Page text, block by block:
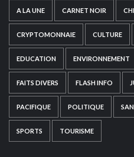
A LA UNE CARNET NOIR
CRYPTOMONNAIE CULTURE
EDUCATION ENVIRONNEMENT
FAITS DIVERS FLASH INFO
PACIFIQUE POLITIQUE
SPORTS TOURISME